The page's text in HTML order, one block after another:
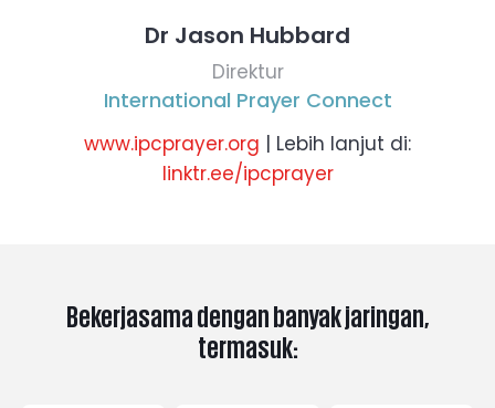
Dr Jason Hubbard
Direktur
International Prayer Connect
www.ipcprayer.org | Lebih lanjut di:
linktr.ee/ipcprayer
Bekerjasama dengan banyak jaringan,
termasuk: